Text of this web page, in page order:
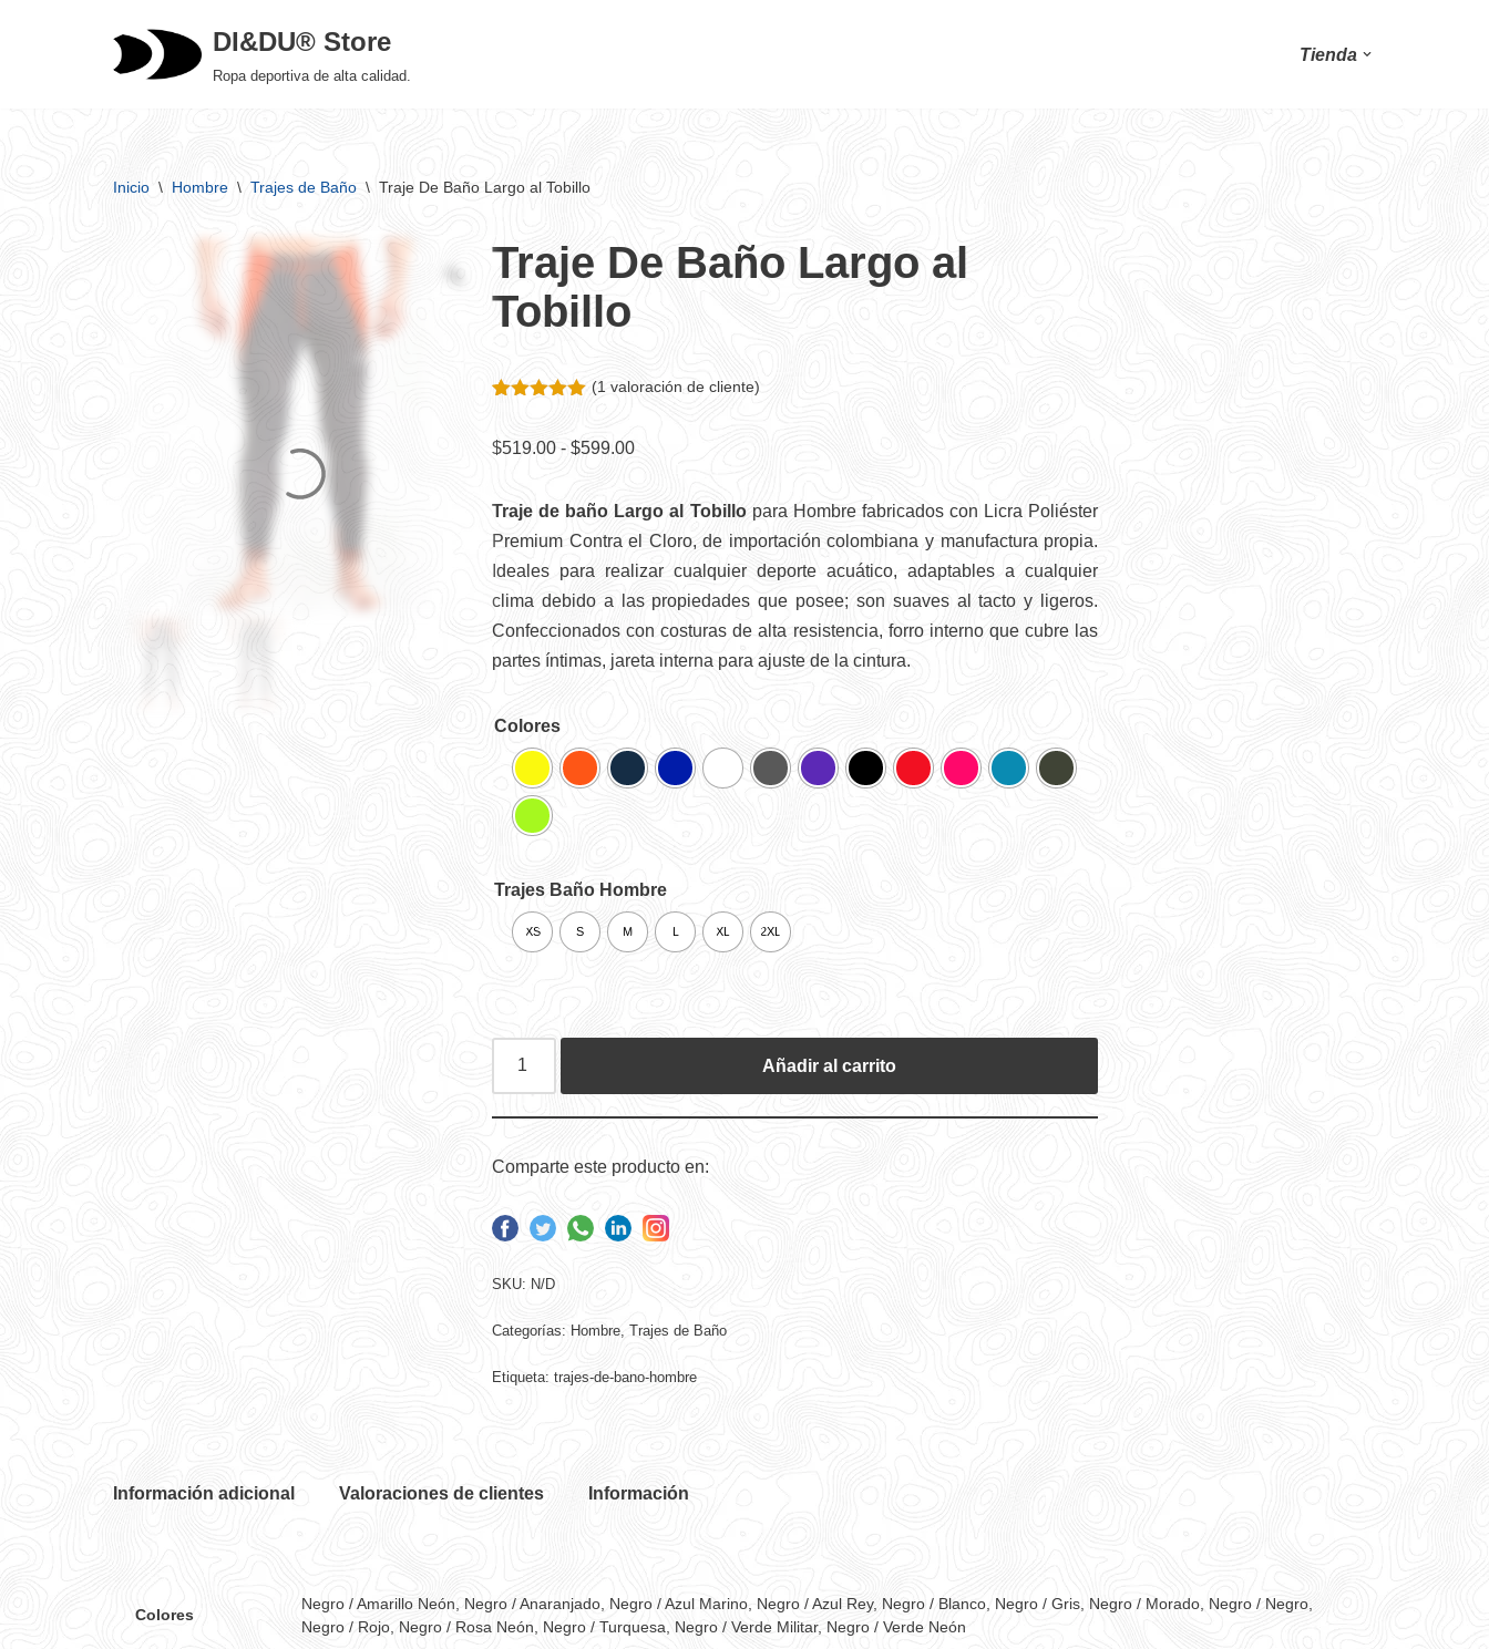
DI&DU® Store
Ropa deportiva de alta calidad.
Tienda
Inicio \ Hombre \ Trajes de Baño \ Traje De Baño Largo al Tobillo
Traje De Baño Largo al
Tobillo
5 basado
de cliente
(1 valoración de cliente)
$519.00 - $599.00
Traje de baño Largo al Tobillopara Hombre fabricados con Licra Poliéster
Premium Contra el Cloro, de importación colombiana y manufactura propia.
Ideales para realizar cualquier deporte acuático, adaptables a cualquier
clima debido a las propiedades que posee; son suaves al tacto y ligeros.
Confeccionados con costuras de alta resistencia, forro interno que cubre las
partes íntimas, jareta interna para ajuste de la cintura.
Colores
Trajes Baño Hombre
XS S M L XL 2XL
Añadir al carrito
Comparte este producto en:
SKU: N/D
Categorías: Hombre Trajes de Baño
Etiqueta: trajes-de-bano-hombre
Información adicional Valoraciones de clientes Información
Colores
Negro / Amarillo Neón, Negro / Anaranjado, Negro / Azul Marino, Negro / Azul Rey, Negro / Blanco, Negro / Gris, Negro / Morado, Negro / Negro,
Negro / Rojo, Negro / Rosa Neón, Negro / Turquesa, Negro / Verde Militar, Negro / Verde Neón